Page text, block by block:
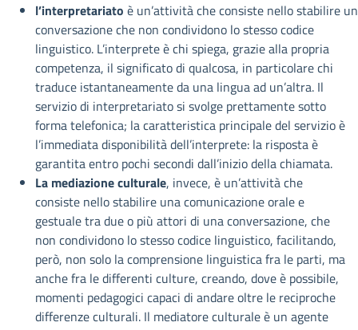
l’interpretariato è un’attività che consiste nello stabilire
conversazione che non condividono lo stesso codice
linguistico. L’interprete è chi spiega, grazie alla propria
competenza, il significato di qualcosa, in particolare chi
traduce istantaneamente da una lingua ad un’altra. Il
servizio di interpretariato si svolge prettamente sotto
forma telefonica; la caratteristica principale del servizio è
l’immediata disponibilità dell’interprete: la risposta è
garantita entro pochi secondi dall’inizio della chiamata.
La mediazione culturale, invece, è un’attività che
consiste nello stabilire una comunicazione orale e
gestuale tra due o più attori di una conversazione, che
non condividono lo stesso codice linguistico, facilitando,
però, non solo la comprensione linguistica fra le parti, ma
anche fra le differenti culture, creando, dove è possibile,
momenti pedagogici capaci di andare oltre le reciproche
differenze culturali. Il mediatore culturale è un agente